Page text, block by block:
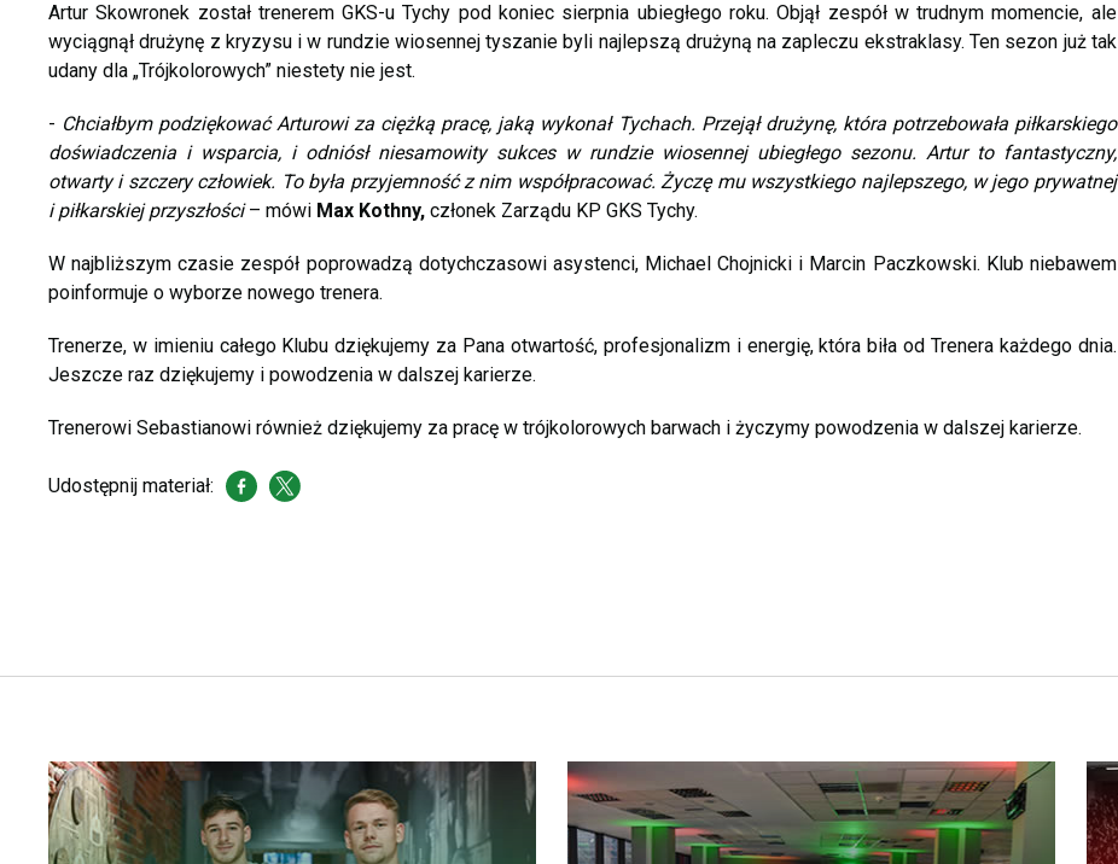
Artur Skowronek został trenerem GKS-u Tychy pod koniec sierpnia ubiegłego roku. Objął zespół w trudnym momencie, ale
wyciągnął drużynę z kryzysu i w rundzie wiosennej tyszanie byli najlepszą drużyną na zapleczu ekstraklasy. Ten sezon już tak
udany dla „Trójkolorowych” niestety nie jest.
- Chciałbym podziękować Arturowi za ciężką pracę, jaką wykonał Tychach. Przejął drużynę, która potrzebowała piłkarskiego
doświadczenia i wsparcia, i odniósł niesamowity sukces w rundzie wiosennej ubiegłego sezonu. Artur to fantastyczny,
otwarty i szczery człowiek. To była przyjemność z nim współpracować. Życzę mu wszystkiego najlepszego, w jego prywatnej
i piłkarskiej przyszłości– mówi Max Kothny, członek Zarządu KP GKS Tychy.
W najbliższym czasie zespół poprowadzą dotychczasowi asystenci, Michael Chojnicki i Marcin Paczkowski. Klub niebawem
poinformuje o wyborze nowego trenera.
Trenerze, w imieniu całego Klubu dziękujemy za Pana otwartość, profesjonalizm i energię, która biła od Trenera każdego dnia.
Jeszcze raz dziękujemy i powodzenia w dalszej karierze.
Trenerowi Sebastianowi również dziękujemy za pracę w trójkolorowych barwach i życzymy powodzenia w dalszej karierze.
Udostępnij materiał: